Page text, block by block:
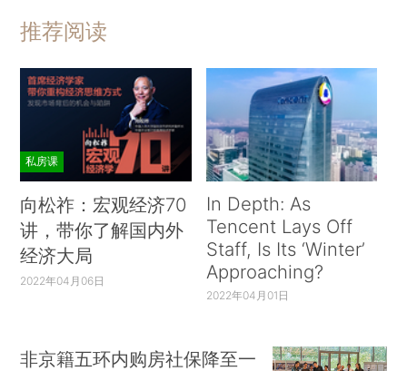
推荐阅读
私房课
向松祚：宏观经济70
讲，带你了解国内外
经济大局
2022年04月06日
In Depth: As
Tencent Lays Off
Staff, Is Its ‘Winter’
Approaching?
2022年04月01日
非京籍五环内购房社保降至一